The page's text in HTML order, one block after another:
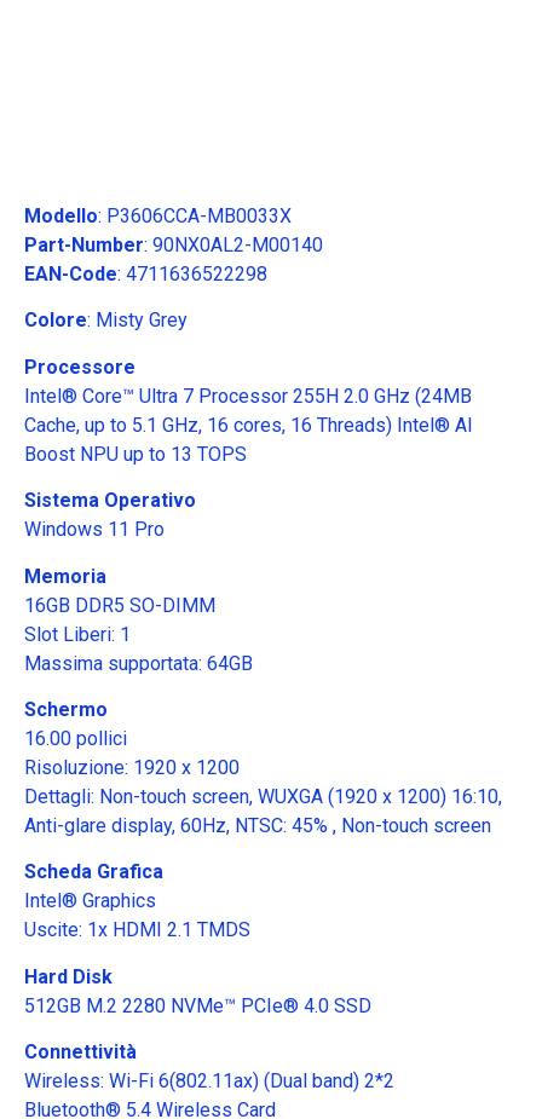
Modello: P3606CCA-MB0033X
Part-Number: 90NX0AL2-M00140
EAN-Code: 4711636522298
Colore: Misty Grey
Processore
Intel® Core™ Ultra 7 Processor 255H 2.0 GHz (24MB
Cache, up to 5.1 GHz, 16 cores, 16 Threads) Intel® AI
Boost NPU up to 13 TOPS
Sistema Operativo
Windows 11 Pro
Memoria
16GB DDR5 SO-DIMM
Slot Liberi: 1
Massima supportata: 64GB
Schermo
16.00 pollici
Risoluzione: 1920 x 1200
Dettagli: Non-touch screen, WUXGA (1920 x 1200) 16:10,
Anti-glare display, 60Hz, NTSC: 45% , Non-touch screen
Scheda Grafica
Intel® Graphics
Uscite: 1x HDMI 2.1 TMDS
Hard Disk
512GB M.2 2280 NVMe™ PCIe® 4.0 SSD
Connettività
Wireless: Wi-Fi 6(802.11ax) (Dual band) 2*2
Bluetooth® 5.4 Wireless Card